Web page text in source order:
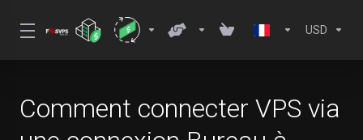
USD
Comment connecter VPS via